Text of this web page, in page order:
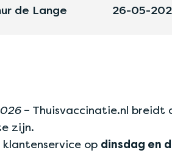
de Lange 26-05-
– Thuisvaccinatie.nl breidt
zijn.
klantenservice op dinsdag en